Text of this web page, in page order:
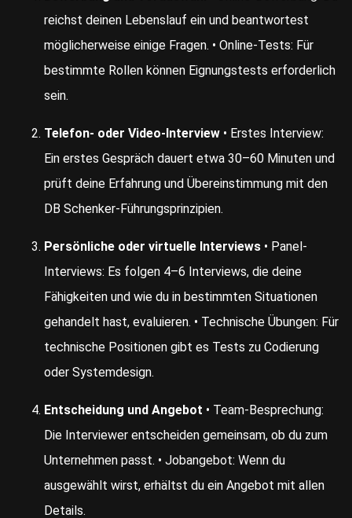
reichst deinen Lebenslauf ein und beantwortest
möglicherweise einige Fragen. • Online-Tests: Für
bestimmte Rollen können Eignungstests erforderlich
sein.
Telefon- oder Video-Interview • Erstes Interview:
Ein erstes Gespräch dauert etwa 30–60 Minuten und
prüft deine Erfahrung und Übereinstimmung mit den
DB Schenker-Führungsprinzipien.
Persönliche oder virtuelle Interviews • Panel-
Interviews: Es folgen 4–6 Interviews, die deine
Fähigkeiten und wie du in bestimmten Situationen
gehandelt hast, evaluieren. • Technische Übungen: Für
technische Positionen gibt es Tests zu Codierung
oder Systemdesign.
Entscheidung und Angebot • Team-Besprechung:
Die Interviewer entscheiden gemeinsam, ob du zum
Unternehmen passt. • Jobangebot: Wenn du
ausgewählt wirst, erhältst du ein Angebot mit allen
Details.